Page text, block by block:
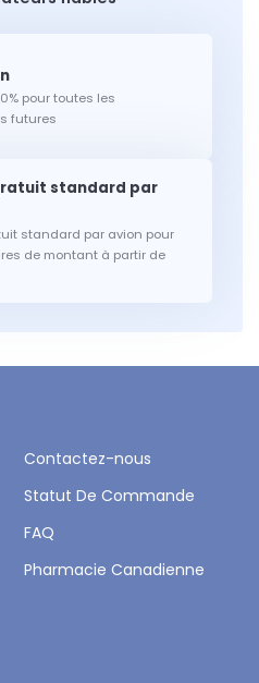
pour toutes les
futures
standard par avion pour
de montant à partir de
Contactez-nous
Statut De Commande
FAQ
Pharmacie Canadienne